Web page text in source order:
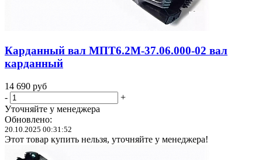
Карданный вал МПТ6.2М-37.06.000-02 вал
карданный
14 690 руб
-
+
Уточняйте у менеджера
Обновлено:
20.10.2025 00:31:52
Этот товар купить нельзя, уточняйте у менеджера!